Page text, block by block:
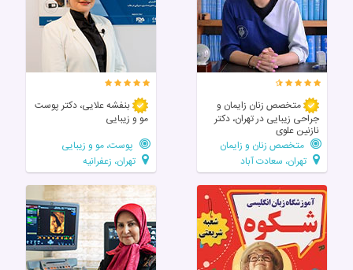
متخصص زنان زایمان و
جراحی زیبایی در تهران، دکتر
نازنین علوی
متخصص زنان و زایمان
تهران، سعادت آباد
بنفشه علایی، دکتر پوست
مو و زیبایی
پوست، مو و زیبایی
تهران، زعفرانیه